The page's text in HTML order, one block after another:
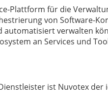
Plattform für die
von Software-
verwalten
an Services und
ist Nuvotex